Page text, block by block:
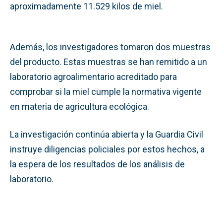
aproximadamente 11.529 kilos de miel.
Además, los investigadores tomaron dos muestras
del producto. Estas muestras se han remitido a un
laboratorio agroalimentario acreditado para
comprobar si la miel cumple la normativa vigente
en materia de agricultura ecológica.
La investigación continúa abierta y la Guardia Civil
instruye diligencias policiales por estos hechos, a
la espera de los resultados de los análisis de
laboratorio.